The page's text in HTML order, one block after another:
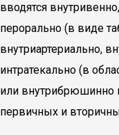
вводятся
перорально (в виде
внутриартериально,
интратекально (в
или внутрибрюшинно
первичных и